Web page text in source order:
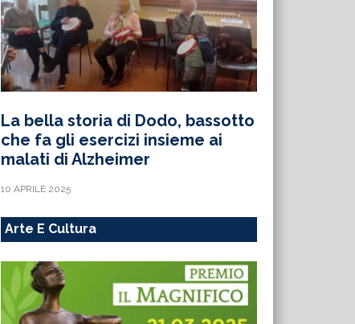
La bella storia di Dodo, bassotto
che fa gli esercizi insieme ai
malati di Alzheimer
10 APRILE 2025
Arte E Cultura